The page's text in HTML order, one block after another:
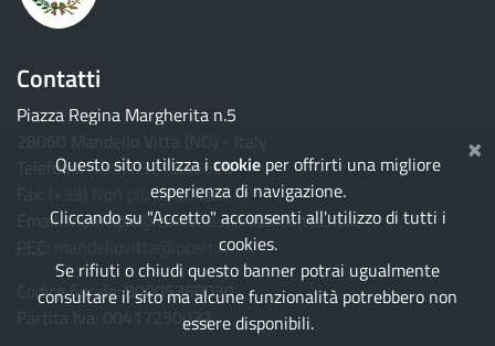
Questo sito utilizza i cookieper offrirti una migliore
esperienza di navigazione.
Cliccando su "Accetto" acconsenti all'utilizzo di tutti i
cookies.
Se rifiuti o chiudi questo banner potrai ugualmente
consultare il sito ma alcune funzionalità potrebbero non
essere disponibili.
×
Contatti
Piazza Regina Margherita n.5
Telefono:(+39) 0321.835628
(+39) Non più in utilizzo
Email:municipio@comune.mandellovitta.no.it
mandellovitta@pcert.it
Codice fiscale: 80005350030
Partita Iva: 00417250032